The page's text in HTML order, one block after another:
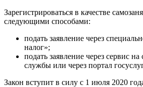
Зарегистрироваться в качестве
следующими способами:
подать заявление через
налог»;
подать заявление через сервис на
службы или через портал
Закон вступит в силу с 1 июля 2020